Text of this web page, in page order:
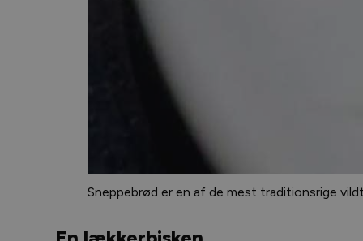
Sneppebrød er en af de mest traditionsrige